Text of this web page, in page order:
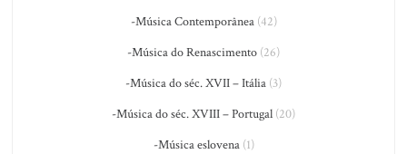
-Música Contemporânea(42)
-Música do Renascimento (26)
-Música do séc. XVII – Itália (3)
-Música do séc. XVIII – Portugal (20)
-Música eslovena(1)